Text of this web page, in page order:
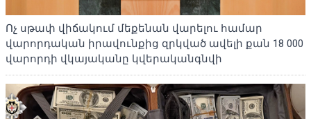
Ոչ սթափ վիճակում մեքենան վարելու համար
վարորդական իրավունքից զրկված ավելի քան 18 000
վարորդի վկայականը կվերականգնվի